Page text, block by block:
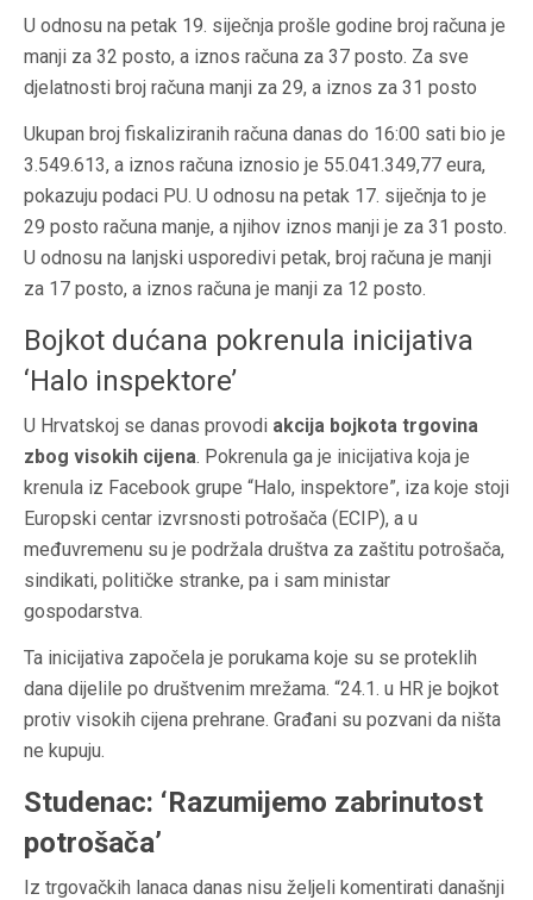
U odnosu na petak 19. siječnja prošle godine broj računa je
manji za 32 posto, a iznos računa za 37 posto. Za sve
djelatnosti broj računa manji za 29, a iznos za 31 posto
Ukupan broj fiskaliziranih računa danas do 16:00 sati bio je
3.549.613, a iznos računa iznosio je 55.041.349,77 eura,
pokazuju podaci PU. U odnosu na petak 17. siječnja to je
29 posto računa manje, a njihov iznos manji je za 31 posto.
U odnosu na lanjski usporedivi petak, broj računa je manji
za 17 posto, a iznos računa je manji za 12 posto.
Bojkot dućana pokrenula inicijativa
‘Halo inspektore’
U Hrvatskoj se danas provodi akcija bojkota trgovina
zbog visokih cijena. Pokrenula ga je inicijativa koja je
krenula iz Facebook grupe “Halo, inspektore”, iza koje stoji
Europski centar izvrsnosti potrošača (ECIP), a u
međuvremenu su je podržala društva za zaštitu potrošača,
sindikati, političke stranke, pa i sam ministar
gospodarstva.
Ta inicijativa započela je porukama koje su se proteklih
dana dijelile po društvenim mrežama. “24.1. u HR je bojkot
protiv visokih cijena prehrane. Građani su pozvani da ništa
ne kupuju.
Studenac: ‘Razumijemo zabrinutost
potrošača’
Iz trgovačkih lanaca danas nisu željeli komentirati današnji